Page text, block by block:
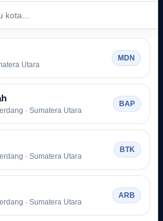
Utara
MDN
· Sumatera Utara
BAP
· Sumatera Utara
BTK
· Sumatera Utara
ARB